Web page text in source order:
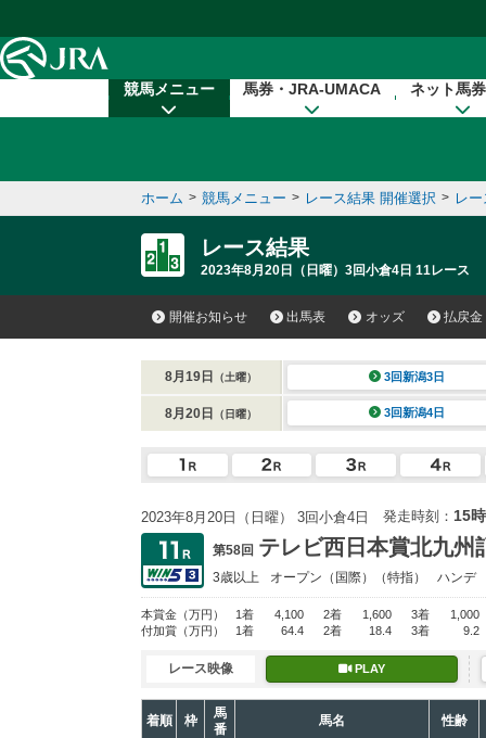
競馬メニュー 馬券・JRA-UMACA ネット馬
ホーム > 競馬メニュー > レース結果 開催選択 > レ
レース結果
2023年8月20日（日曜）3回小倉4日 11レース
開催お知らせ 出馬表 オッズ 払戻金
8月19日 （土曜） 3回新潟3日
8月20日 （日曜） 3回新潟4日
2023年8月20日（日曜） 3回小倉4日 発走時刻： 15
第58回 テレビ西日本賞北九州
3歳以上 オープン （国際）（特指） ハンデ
本賞金 （万円） 1着 4,100 2着 1,600 3着
1,000
付加賞 （万円） 1着 64.4 2着 18.4 3着 9.2
レース映像 PLAY
着順 枠
馬
番
馬名 性齢